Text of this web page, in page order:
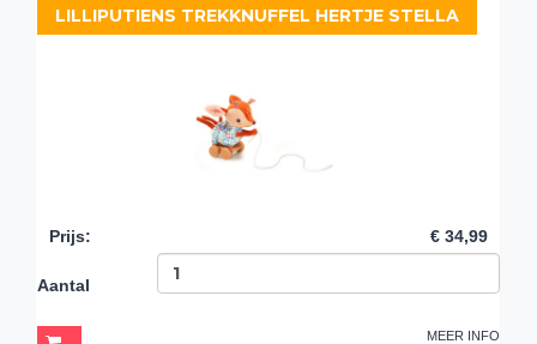
LILLIPUTIENS TREKKNUFFEL HERTJE STELLA
Prijs: € 34,99
Aantal
MEER INFO